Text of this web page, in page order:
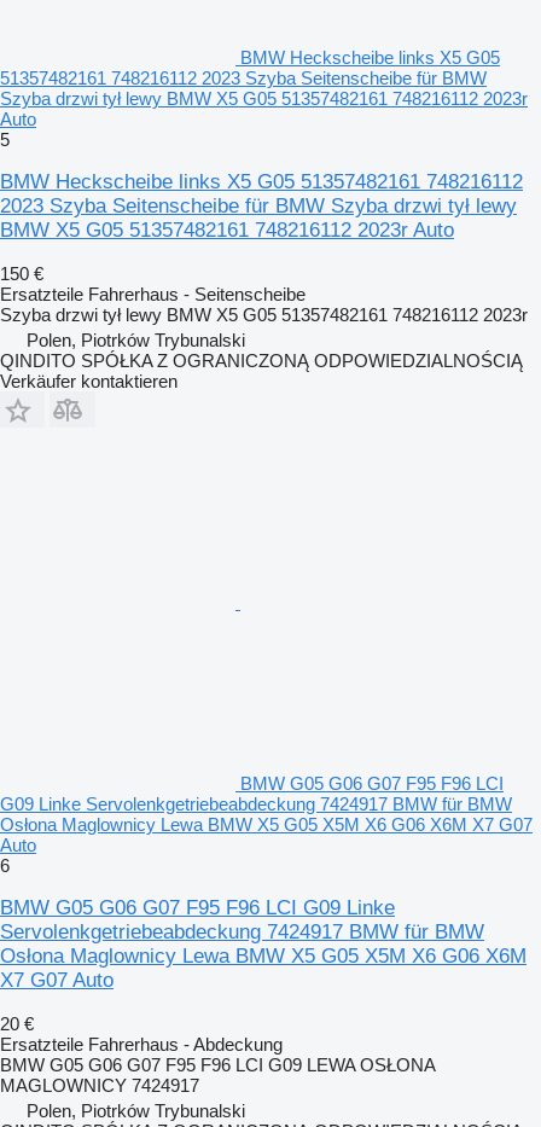
BMW Heckscheibe links X5 G05
51357482161 748216112 2023 Szyba Seitenscheibe für BMW
Szyba drzwi tył lewy BMW X5 G05 51357482161 748216112 2023r
Auto
5
BMW Heckscheibe links X5 G05 51357482161 748216112
2023 Szyba Seitenscheibe für BMW Szyba drzwi tył lewy
BMW X5 G05 51357482161 748216112 2023r Auto
150 €
Ersatzteile Fahrerhaus - Seitenscheibe
Szyba drzwi tył lewy BMW X5 G05 51357482161 748216112 2023r
Polen, Piotrków Trybunalski
QINDITO SPÓŁKA Z OGRANICZONĄ ODPOWIEDZIALNOŚCIĄ
Verkäufer kontaktieren
BMW G05 G06 G07 F95 F96 LCI
G09 Linke Servolenkgetriebeabdeckung 7424917 BMW für BMW
Osłona Maglownicy Lewa BMW X5 G05 X5M X6 G06 X6M X7 G07
Auto
6
BMW G05 G06 G07 F95 F96 LCI G09 Linke
Servolenkgetriebeabdeckung 7424917 BMW für BMW
Osłona Maglownicy Lewa BMW X5 G05 X5M X6 G06 X6M
X7 G07 Auto
20 €
Ersatzteile Fahrerhaus - Abdeckung
BMW G05 G06 G07 F95 F96 LCI G09 LEWA OSŁONA
MAGLOWNICY 7424917
Polen, Piotrków Trybunalski